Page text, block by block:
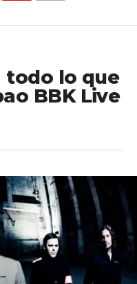
todo lo que
BBK Live